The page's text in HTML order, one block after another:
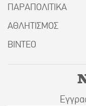
ΠΑΡΑΠΟΛΙΤΙΚΑ
ΑΘΛΗΤΙΣΜΟΣ
ΒΙΝΤΕΟ